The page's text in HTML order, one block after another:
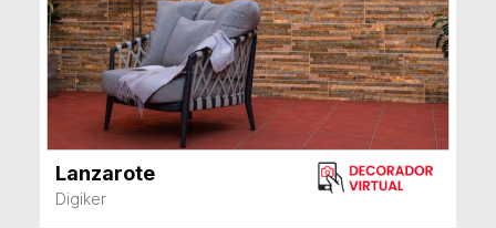
Lanzarote
Digiker